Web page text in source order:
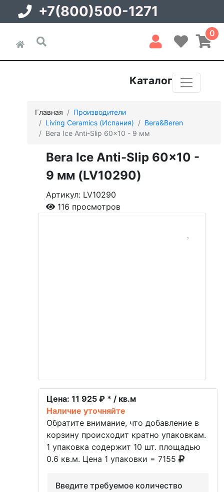
+7(800)500-1271
0
Каталог
Главная
Производители
Living Ceramics (Испания)
Bera&Beren
Bera Ice Anti-Slip 60x10 - 9 мм
Bera Ice Anti-Slip 60x10 -
9 мм (LV10290)
Артикул: LV10290
116 просмотров
Цена: 11 925 ₽ * / кв.м
Наличие уточняйте
Обратите внимание, что добавление в
корзину происходит кратно упаковкам.
1 упаковка содержит 10 шт. площадью
0.6 кв.м. Цена 1 упаковки = 7155
Введите требуемое количество